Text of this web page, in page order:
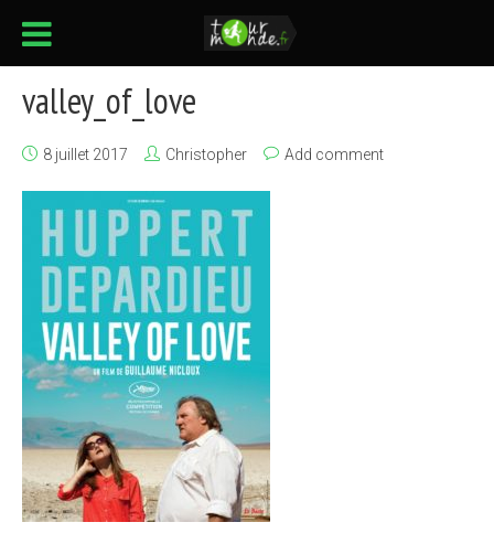
valley_of_love
8 juillet 2017 Christopher Add comment